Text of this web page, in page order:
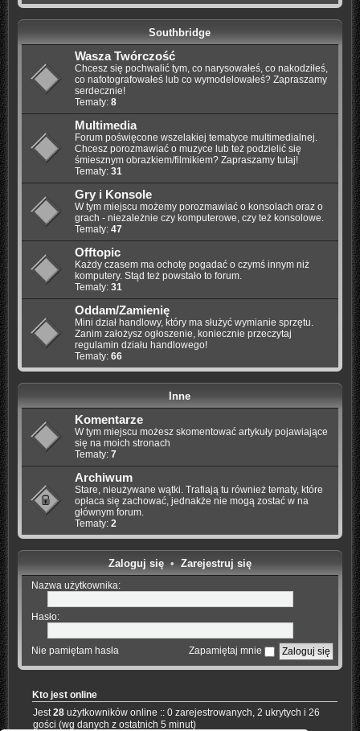
Southbridge
Wasza Twórczość
Chcesz się pochwalić tym, co narysowałeś, co nakodziłeś,
co nafotografowałeś lub co wymodelowałeś? Zapraszamy
serdecznie!
Tematy: 8
Multimedia
Forum poświęcone wszelakiej tematyce multimedialnej.
Chcesz porozmawiać o muzyce lub też podzielić się
śmiesznym obrazkiem/filmikiem? Zapraszamy tutaj!
Tematy: 31
Gry i Konsole
W tym miejscu możemy porozmawiać o konsolach oraz o
grach - niezależnie czy komputerowe, czy też konsolowe.
Tematy: 47
Offtopic
Każdy czasem ma ochotę pogadać o czymś innym niż
komputery. Stąd też powstało to forum.
Tematy: 31
Oddam/Zamienię
Mini dział handlowy, który ma służyć wymianie sprzętu.
Zanim założysz ogłoszenie, koniecznie przeczytaj
regulamin działu handlowego!
Tematy: 66
Inne
Komentarze
W tym miejscu możesz skomentować artykuły pojawiające
się na moich stronach
Tematy: 7
Archiwum
Stare, nieużywane wątki. Trafiają tu również tematy, które
opłaca się zachować, jednakże nie mogą zostać w na
głównym forum.
Tematy: 2
Zaloguj się• Zarejestruj się
Nazwa użytkownika:
Hasło:
Nie pamiętam hasła Zapamiętaj mnie
Kto jest online
Jest28 użytkowników online :: 0 zarejestrowanych, 2 ukrytych i 26
gości (wg danych z ostatnich 5 minut)